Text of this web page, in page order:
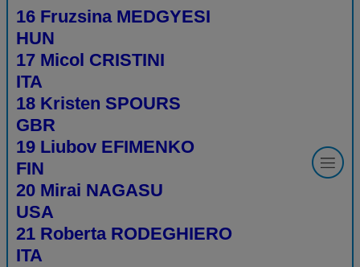
16 Fruzsina MEDGYESI
HUN
17 Micol CRISTINI
ITA
18 Kristen SPOURS
GBR
19 Liubov EFIMENKO
FIN
20 Mirai NAGASU
USA
21 Roberta RODEGHIERO
ITA